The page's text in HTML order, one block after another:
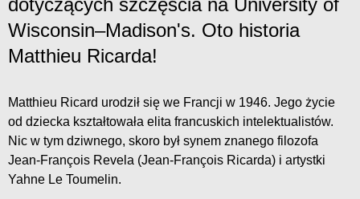
dotyczących szczęścia na University of
Wisconsin–Madison's. Oto historia
Matthieu Ricarda!
Matthieu Ricard urodził się we Francji w 1946. Jego życie
od dziecka kształtowała elita francuskich intelektualistów.
Nic w tym dziwnego, skoro był synem znanego filozofa
Jean-François Revela (Jean-François Ricarda) i artystki
Yahne Le Toumelin.